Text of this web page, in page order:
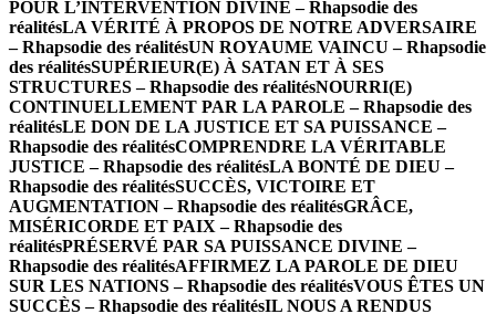
POUR L’INTERVENTION DIVINE – Rhapsodie des
réalitésLA VÉRITÉ À PROPOS DE NOTRE ADVERSAIRE
– Rhapsodie des réalitésUN ROYAUME VAINCU – Rhapsodie
des réalitésSUPÉRIEUR(E) À SATAN ET À SES
STRUCTURES – Rhapsodie des réalitésNOURRI(E)
CONTINUELLEMENT PAR LA PAROLE – Rhapsodie des
réalitésLE DON DE LA JUSTICE ET SA PUISSANCE –
Rhapsodie des réalitésCOMPRENDRE LA VÉRITABLE
JUSTICE – Rhapsodie des réalitésLA BONTÉ DE DIEU –
Rhapsodie des réalitésSUCCÈS, VICTOIRE ET
AUGMENTATION – Rhapsodie des réalitésGRÂCE,
MISÉRICORDE ET PAIX – Rhapsodie des
réalitésPRÉSERVÉ PAR SA PUISSANCE DIVINE –
Rhapsodie des réalitésAFFIRMEZ LA PAROLE DE DIEU
SUR LES NATIONS – Rhapsodie des réalitésVOUS ÊTES UN
SUCCÈS – Rhapsodie des réalitésIL NOUS A RENDUS